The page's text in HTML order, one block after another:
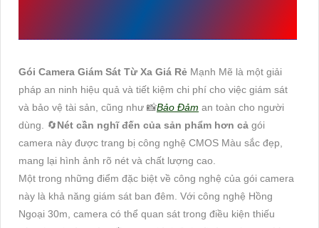
Gói Camera Giám Sát Từ Xa Giá Rẻ Mạnh Mẽ là một giải
pháp an ninh hiệu quả và tiết kiệm chi phí cho việc giám sát
và bảo vệ tài sản, cũng như 📸Bảo Đảm an toàn cho người
dùng. 🔄Nét cần nghĩ đến của sản phẩm hơn cả gói
camera này được trang bị công nghệ CMOS Màu sắc đẹp,
mang lại hình ảnh rõ nét và chất lượng cao.
Một trong những điểm đặc biệt về công nghệ của gói camera
này là khả năng giám sát ban đêm. Với công nghệ Hồng
Ngoại 30m, camera có thể quan sát trong điều kiện thiếu